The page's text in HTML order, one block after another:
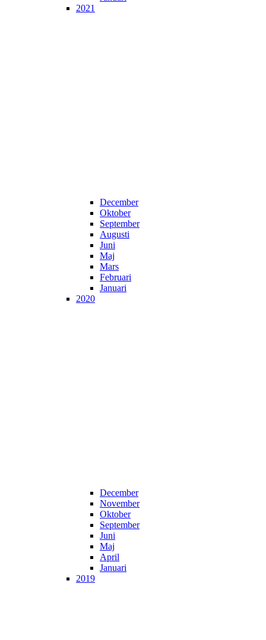
2021
December
Oktober
September
Augusti
Juni
Maj
Mars
Februari
Januari
2020
December
November
Oktober
September
Juni
Maj
April
Januari
2019